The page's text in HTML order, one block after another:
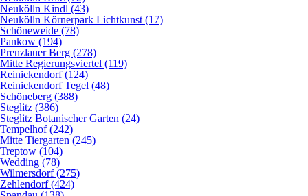
Neukölln Kindl (43)
Neukölln Körnerpark Lichtkunst (17)
Schöneweide (78)
Pankow (194)
Prenzlauer Berg (278)
Mitte Regierungsviertel (119)
Reinickendorf (124)
Reinickendorf Tegel (48)
Schöneberg (388)
Steglitz (386)
Steglitz Botanischer Garten (24)
Tempelhof (242)
Mitte Tiergarten (245)
Treptow (104)
Wedding (78)
Wilmersdorf (275)
Zehlendorf (424)